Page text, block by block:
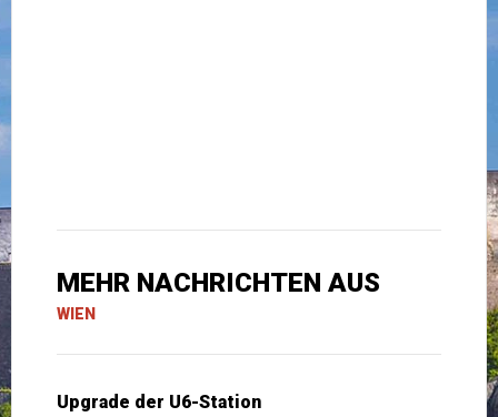
MEHR NACHRICHTEN AUS
WIEN
Upgrade der U6-Station